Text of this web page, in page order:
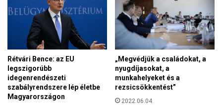
i
d
n
f
o
r
g
a
á
k
é
f
Rétvári Bence: az EU
legszigorúbb
idegenrendészeti
szabályrendszere lép életbe
Magyarországon
„Megvédjük a családokat, a
nyugdíjasokat, a
munkahelyeket és a
rezsicsökkentést”
2022.06.04.